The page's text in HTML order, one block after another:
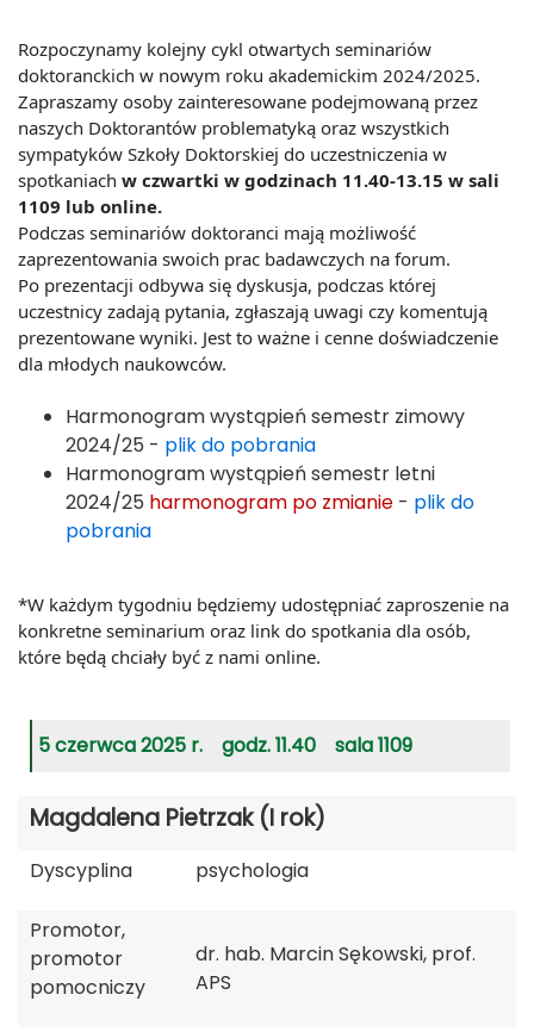
Rozpoczynamy kolejny cykl otwartych seminariów
doktoranckich w nowym roku akademickim 2024/2025.
Zapraszamy osoby zainteresowane podejmowaną przez
naszych Doktorantów problematyką oraz wszystkich
sympatyków Szkoły Doktorskiej do uczestniczenia w
spotkaniach w czwartki w godzinach 11.40-13.15 w sali
1109 lub online.
Podczas seminariów doktoranci mają możliwość
zaprezentowania swoich prac badawczych na forum.
Po prezentacji odbywa się dyskusja, podczas której
uczestnicy zadają pytania, zgłaszają uwagi czy komentują
prezentowane wyniki. Jest to ważne i cenne doświadczenie
dla młodych naukowców.
Harmonogram wystąpień semestr zimowy
2024/25 - plik do pobrania
Harmonogram wystąpień semestr letni
2024/25 harmonogram po zmianie - plik do
pobrania
*W każdym tygodniu będziemy udostępniać zaproszenie na
konkretne seminarium oraz link do spotkania dla osób,
które będą chciały być z nami online.
5 czerwca 2025 r. godz. 11.40 sala 1109
Magdalena Pietrzak (I rok)
Dyscyplina psychologia
Promotor,
promotor
pomocniczy
dr. hab. Marcin Sękowski, prof.
APS